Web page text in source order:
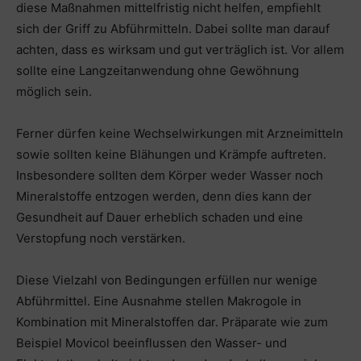
diese Maßnahmen mittelfristig nicht helfen, empfiehlt
sich der Griff zu Abführmitteln. Dabei sollte man darauf
achten, dass es wirksam und gut verträglich ist. Vor allem
sollte eine Langzeitanwendung ohne Gewöhnung
möglich sein.
Ferner dürfen keine Wechselwirkungen mit Arzneimitteln
sowie sollten keine Blähungen und Krämpfe auftreten.
Insbesondere sollten dem Körper weder Wasser noch
Mineralstoffe entzogen werden, denn dies kann der
Gesundheit auf Dauer erheblich schaden und eine
Verstopfung noch verstärken.
Diese Vielzahl von Bedingungen erfüllen nur wenige
Abführmittel. Eine Ausnahme stellen Makrogole in
Kombination mit Mineralstoffen dar. Präparate wie zum
Beispiel Movicol beeinflussen den Wasser- und